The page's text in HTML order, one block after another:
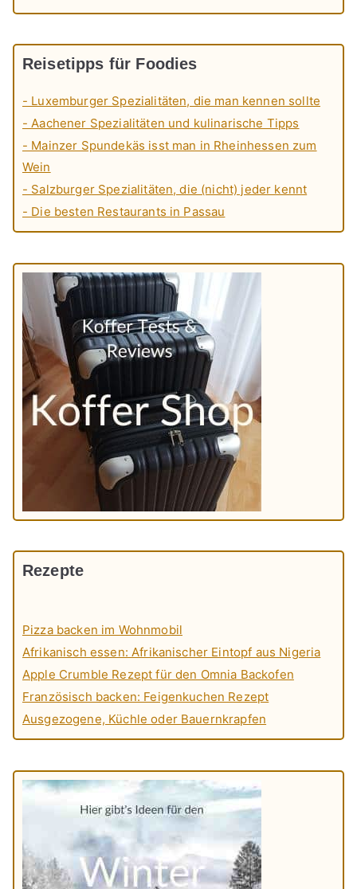
Reisetipps für Foodies
- Luxemburger Spezialitäten, die man kennen sollte
- Aachener Spezialitäten und kulinarische Tipps
- Mainzer Spundekäs isst man in Rheinhessen zum
Wein
- Salzburger Spezialitäten, die (nicht) jeder kennt
- Die besten Restaurants in Passau
Rezepte
Pizza backen im Wohnmobil
Afrikanisch essen: Afrikanischer Eintopf aus Nigeria
Apple Crumble Rezept für den Omnia Backofen
Französisch backen: Feigenkuchen Rezept
Ausgezogene, Küchle oder Bauernkrapfen